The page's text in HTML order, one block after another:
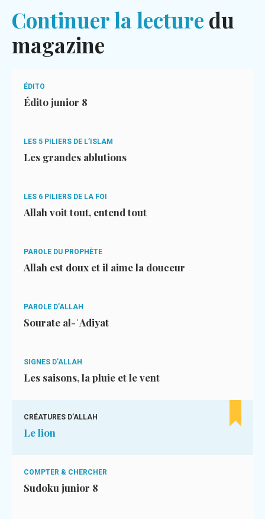
Continuer la lecture du
magazine
ÉDITO
Édito junior 8
LES 5 PILIERS DE L’ISLAM
Les grandes ablutions
LES 6 PILIERS DE LA FOI
Allah voit tout, entend tout
PAROLE DU PROPHÈTE
Allah est doux et il aime la douceur
PAROLE D’ALLAH
Sourate al-ʿAdiyat
SIGNES D’ALLAH
Les saisons, la pluie et le vent
CRÉATURES D’ALLAH
Le lion
COMPTER & CHERCHER
Sudoku junior 8